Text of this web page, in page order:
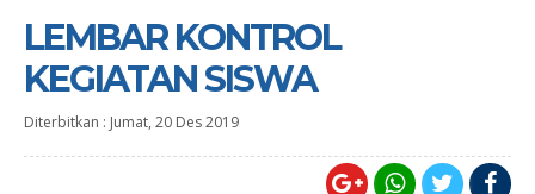
LEMBAR KONTROL
KEGIATAN SISWA
Diterbitkan : Jumat, 20 Des 2019